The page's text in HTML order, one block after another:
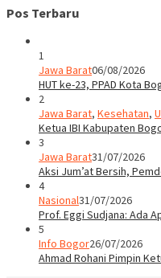
Pos Terbaru
1
Jawa Barat06/08/2026
HUT ke-23, PPAD Kota
2
Jawa Barat, Kesehatan,
Ketua IBI Kabupaten
3
Jawa Barat31/07/2026
Aksi Jum’at Bersih,
4
Nasional31/07/2026
Prof. Eggi Sudjana: Ada
5
Info Bogor26/07/2026
Ahmad Rohani Pimpin